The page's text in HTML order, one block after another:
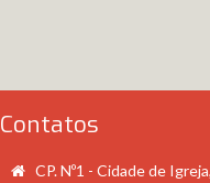
Contatos
CP. Nº1 - Cidade de